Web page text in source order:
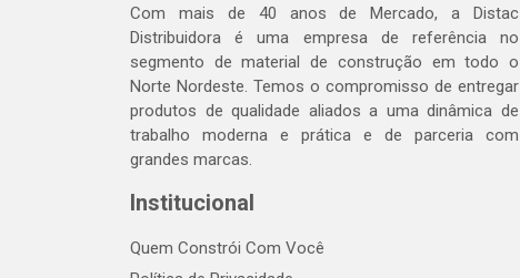
Com mais de 40 anos de Mercado, a Distac
Distribuidora é uma empresa de referência no
segmento de material de construção em todo o
Norte Nordeste. Temos o compromisso de entregar
produtos de qualidade aliados a uma dinâmica de
trabalho moderna e prática e de parceria com
grandes marcas.
Institucional
Quem Constrói Com Você